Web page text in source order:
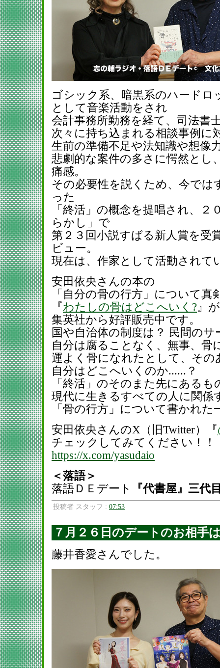
ゴシック系、暗黒系のハード
として音楽活動をされ
会計事務所勤務を経て、司法書
次々に持ち込まれる相談事例に
生前の準備不足や法知識や想像
悲劇的な案件の多さに愕然とし
痛感。
その必要性を説くため、今で
った
「終活」の概念を提唱され、２
らかし」で
第２３回小説すばる新人賞を受
ビュー。
現在は、作家として活動されて
安田依央さんの本の
「自分の骨の行方」について
『わたしの骨はどこへいく?』が
集英社から好評販売中です。
国や自治体の制度は？ 民間のサ
自分は腐ることなく、無事、骨
運よく骨になれたとして、その
自分はどこへいくのか......？
「終活」のそのまた先にあるも
現代に生きるすべての人に関係
「骨の行方」について書かれた
安田依央さんのX（旧Twitter）『
チェックしてみてください！！
https://x.com/yasudaio
＜落語＞
落語ＤＥデート
『代書屋』三
投稿者 スタッフ : 07:53
７月２６日のデートのお相手
藤井香愛さんでした。